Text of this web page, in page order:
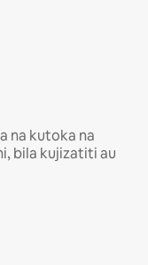
na kutoka na
bila kujizatiti au